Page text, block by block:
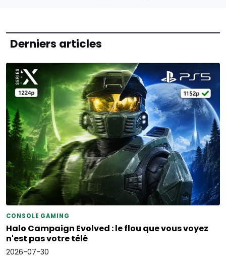
Derniers articles
CONSOLE GAMING
Halo Campaign Evolved : le flou que vous voyez
n'est pas votre télé
2026-07-30